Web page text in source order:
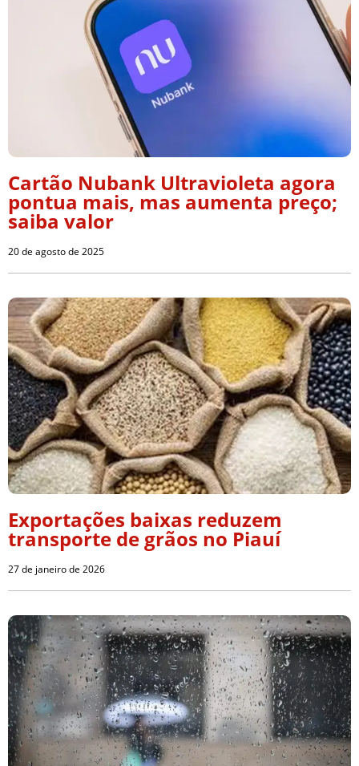
Cartão Nubank Ultravioleta agora
pontua mais, mas aumenta preço;
saiba valor
20 de agosto de 2025
Exportações baixas reduzem
transporte de grãos no Piauí
27 de janeiro de 2026